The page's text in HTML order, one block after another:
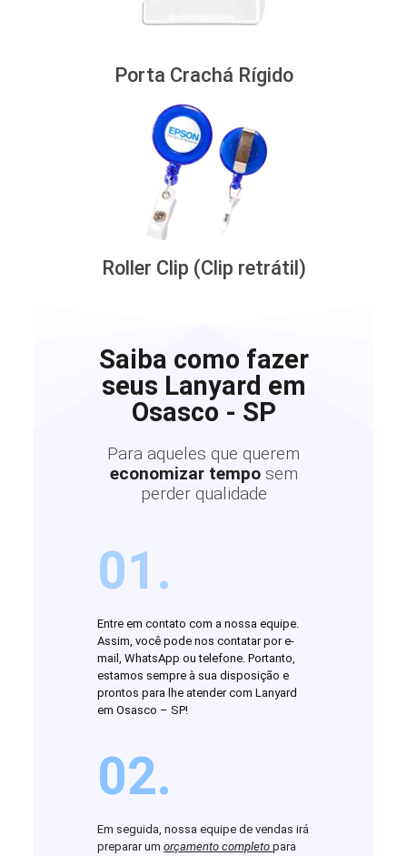
Porta Crachá Rígido
Roller Clip (Clip retrátil)
Saiba como fazer
seus Lanyard em
Osasco - SP
Para aqueles que querem
economizar tempo sem
perder qualidade
01.
Entre em contato com a nossa equipe.
Assim, você pode nos contatar por e-
mail, WhatsApp ou telefone. Portanto,
estamos sempre à sua disposição e
prontos para lhe atender com Lanyard
em Osasco – SP!
02.
Em seguida, nossa equipe de vendas irá
preparar umorçamento completopara